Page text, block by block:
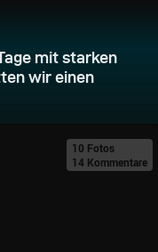
mit starken
wir einen
10 Fotos
14 Kommentare